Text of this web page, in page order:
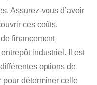
Assurez-vous d’avoir
ces coûts.
financement
entrepôt industriel. Il est
options de
pour déterminer celle